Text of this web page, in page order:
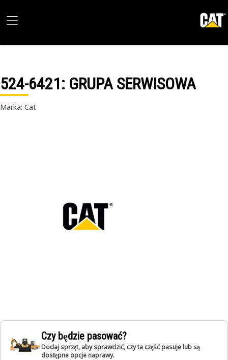
524-6421: GRUPA SERWISOWA
Marka: Cat
Czy będzie pasować?
Dodaj sprzęt, aby sprawdzić, czy ta część pasuje lub są
dostępne opcje naprawy.